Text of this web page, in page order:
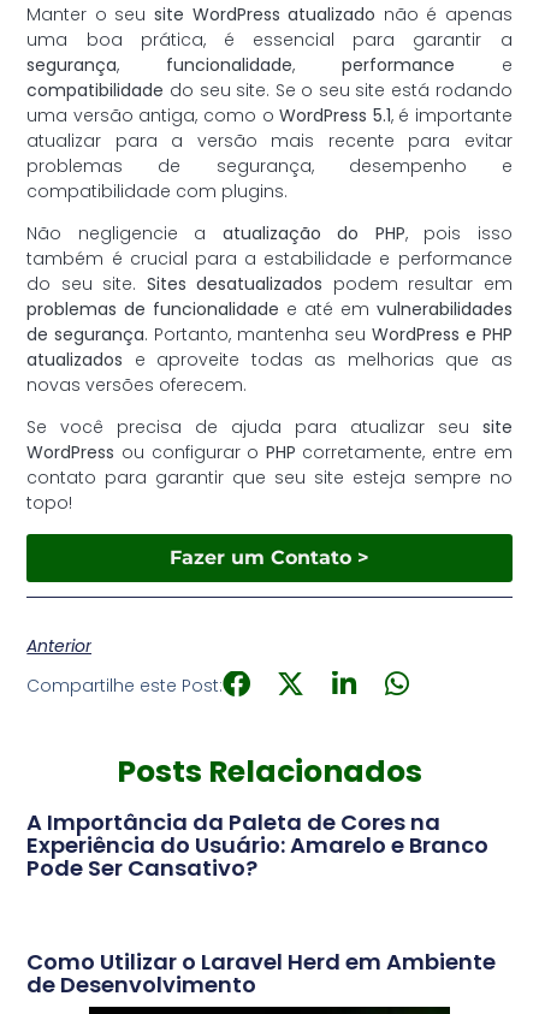
Manter o seu site WordPress atualizado não é apenas
uma boa prática, é essencial para garantir a
segurança, funcionalidade, performance e
compatibilidade do seu site. Se o seu site está rodando
uma versão antiga, como oWordPress 5.1, é importante
atualizar para a versão mais recente para evitar
problemas de segurança, desempenho e
compatibilidade com plugins.
Não negligencie a atualização do PHP, pois isso
também é crucial para a estabilidade e performance
do seu site. Sites desatualizados podem resultar em
problemas de funcionalidade e até em vulnerabilidades
de segurança. Portanto, mantenha seu WordPress e PHP
atualizados e aproveite todas as melhorias que as
novas versões oferecem.
Se você precisa de ajuda para atualizar seu site
WordPress ou configurar o PHP corretamente, entre em
contato para garantir que seu site esteja sempre no
topo!
Fazer um Contato >
Anterior
Compartilhe este Post:
Posts Relacionados
A Importância da Paleta de Cores na
Experiência do Usuário: Amarelo e Branco
Pode Ser Cansativo?
Como Utilizar o Laravel Herd em Ambiente
de Desenvolvimento